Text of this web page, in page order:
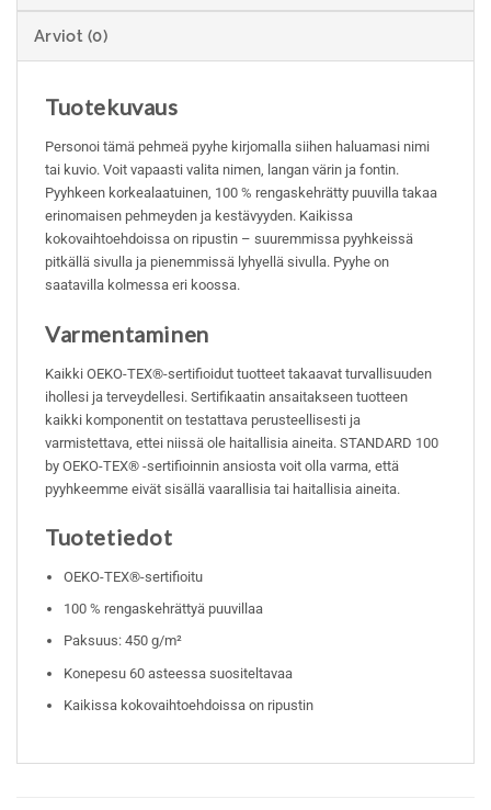
Arviot (0)
Tuotekuvaus
Personoi tämä pehmeä pyyhe kirjomalla siihen haluamasi nimi
tai kuvio. Voit vapaasti valita nimen, langan värin ja fontin.
Pyyhkeen korkealaatuinen, 100 % rengaskehrätty puuvilla takaa
erinomaisen pehmeyden ja kestävyyden. Kaikissa
kokovaihtoehdoissa on ripustin – suuremmissa pyyhkeissä
pitkällä sivulla ja pienemmissä lyhyellä sivulla. Pyyhe on
saatavilla kolmessa eri koossa.
Varmentaminen
Kaikki OEKO-TEX®-sertifioidut tuotteet takaavat turvallisuuden
ihollesi ja terveydellesi. Sertifikaatin ansaitakseen tuotteen
kaikki komponentit on testattava perusteellisesti ja
varmistettava, ettei niissä ole haitallisia aineita. STANDARD 100
by OEKO-TEX® -sertifioinnin ansiosta voit olla varma, että
pyyhkeemme eivät sisällä vaarallisia tai haitallisia aineita.
Tuotetiedot
OEKO-TEX®-sertifioitu
100 % rengaskehrättyä puuvillaa
Paksuus: 450 g/m²
Konepesu 60 asteessa suositeltavaa
Kaikissa kokovaihtoehdoissa on ripustin